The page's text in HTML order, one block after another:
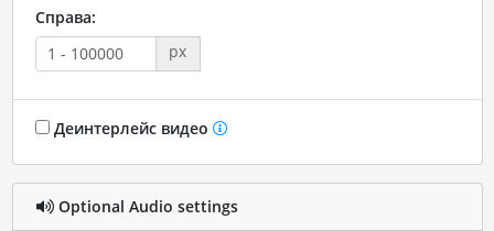
Справа:
px
Деинтерлейс видео
Optional Audio settings